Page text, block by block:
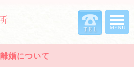
離婚について